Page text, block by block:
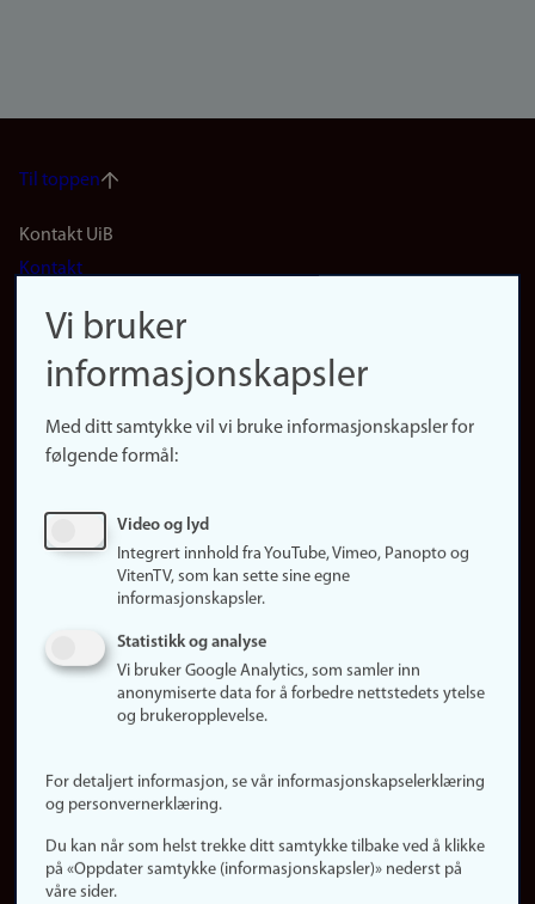
Til toppen
Footer
(no)
Kontakt UiB
Kontakt
Finn forsker
Presse
Finn studier
Ledige stillinger
Om nettstedet
Informasjonskapsler
Personvern
Logg inn
Vi bruker
informasjonskapsler
Med ditt samtykke vil vi bruke informasjonskapsler for
følgende formål:
Video og lyd
Integrert innhold fra YouTube, Vimeo, Panopto og
VitenTV, som kan sette sine egne
informasjonskapsler.
Statistikk og analyse
Vi bruker Google Analytics, som samler inn
anonymiserte data for å forbedre nettstedets ytelse
og brukeropplevelse.
For detaljert informasjon, se vår informasjonskapselerklæring
og personvernerklæring.
Du kan når som helst trekke ditt samtykke tilbake ved å klikke
på «Oppdater samtykke (informasjonskapsler)» nederst på
våre sider.